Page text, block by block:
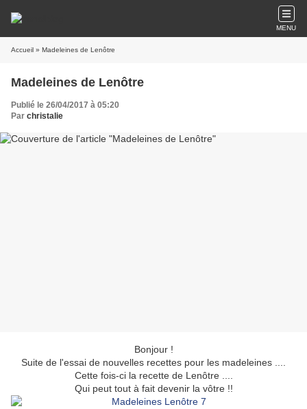
MENU
Accueil » Madeleines de Lenôtre
Madeleines de Lenôtre
Publié le 26/04/2017 à 05:20
Par christalie
Bonjour !
Suite de l'essai de nouvelles recettes pour les madeleines ....
Cette fois-ci la recette de Lenôtre ....
Qui peut tout à fait devenir la vôtre !!